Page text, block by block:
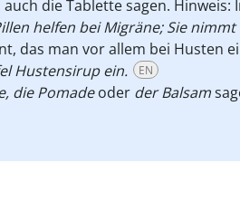
auch die Tablette sagen.
helfen bei Migräne; Sie nimmt
das man vor allem bei Husten
Hustensirup ein. EN
die Pomadeoder der Balsam